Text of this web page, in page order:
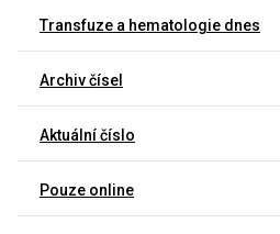
Transfuze a hematologie dnes
Archiv čísel
Aktuální číslo
Pouze online